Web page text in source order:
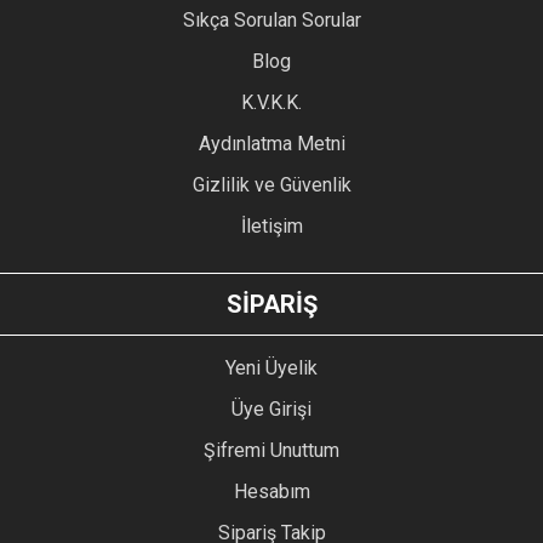
Ürün açıklamasında eksik bilgiler bulunuyor.
Ürün bilgilerinde hatalar bulunuyor.
Ürün fiyatı diğer sitelerden daha pahalı.
GÖNDER
Sıkça Sorulan Sorular
Blog
K.V.K.K.
Aydınlatma Metni
Gizlilik ve Güvenlik
İletişim
SİPARİŞ
Yeni Üyelik
Üye Girişi
Şifremi Unuttum
Hesabım
Sipariş Takip